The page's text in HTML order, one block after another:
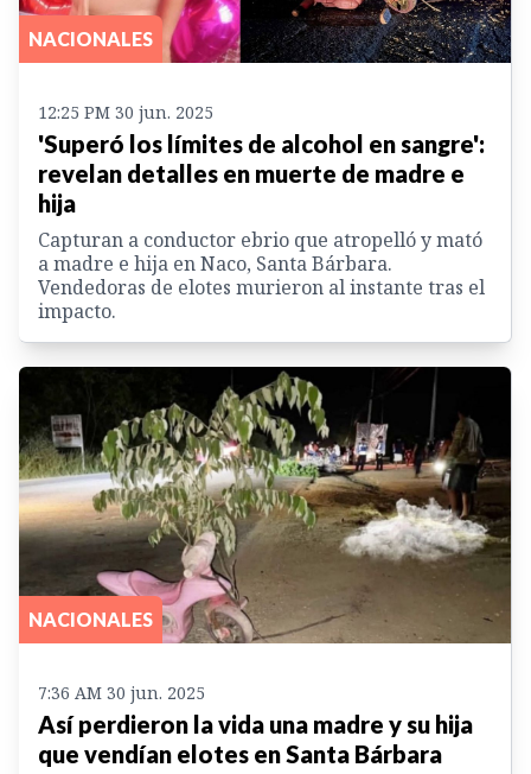
NACIONALES
12:25 PM 30 jun. 2025
'Superó los límites de alcohol en sangre':
revelan detalles en muerte de madre e
hija
Capturan a conductor ebrio que atropelló y mató
a madre e hija en Naco, Santa Bárbara.
Vendedoras de elotes murieron al instante tras el
impacto.
NACIONALES
7:36 AM 30 jun. 2025
Así perdieron la vida una madre y su hija
que vendían elotes en Santa Bárbara